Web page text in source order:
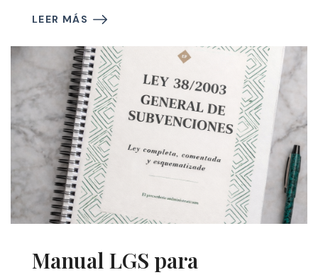
LEER MÁS
Manual LGS para